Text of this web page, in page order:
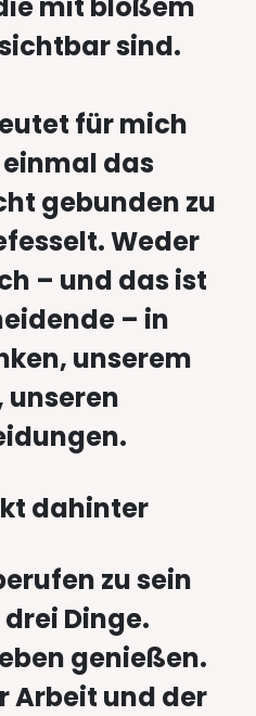
sind.
für mich
das
gebunden zu
Weder
– und das ist
– in
unserem
unseren
dahinter
zu sein
Dinge.
genießen.
Arbeit und der